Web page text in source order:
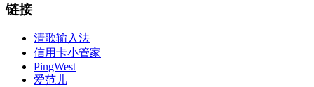
链接
清歌输入法
信用卡小管家
PingWest
爱范儿